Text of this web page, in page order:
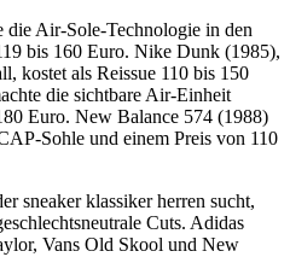
Air-Sole-Technologie in den
bis 160 Euro. Nike Dunk (1985),
kostet als Reissue 110 bis 150
die sichtbare Air-Einheit
Euro. New Balance 574 (1988)
Sohle und einem Preis von 110
sneaker klassiker herren sucht,
Cuts. Adidas
Vans Old Skool und New